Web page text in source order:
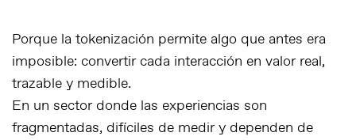
Porque la tokenización permite algo que antes era
imposible: convertir cada interacción en valor real,
trazable y medible.
En un sector donde las experiencias son
fragmentadas, difíciles de medir y dependen de